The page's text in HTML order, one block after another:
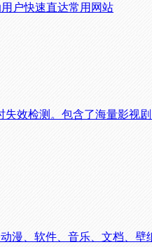
户快速直达常用网站
效检测。包含了海量影视
漫、软件、音乐、文档、壁